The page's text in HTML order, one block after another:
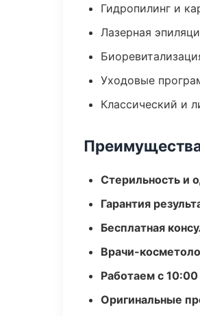
Гидропилинг и
Лазерная
Уходовые
Классический и
Стерильность и
Гарантия
Бесплатная
Врачи-
Работаем с
Оригинальные